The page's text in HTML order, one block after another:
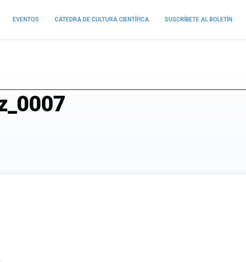
EVENTOS CÁTEDRA DE CULTURA CIENTÍFICA SUSCRÍBETE AL BOLETÍN